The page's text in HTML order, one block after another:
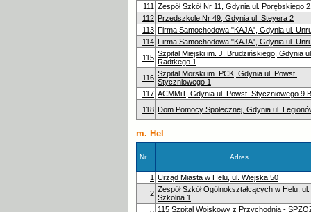
111 Zespół Szkół Nr 11, Gdynia ul. Porębskiego
112 Przedszkole Nr 49, Gdynia ul. Steyera 2
113 Firma Samochodowa "KAJA", Gdynia ul.
114 Firma Samochodowa "KAJA", Gdynia ul.
115 Szpital Miejski im. J. Brudzińskiego, Gdynia
Radtkego 1
116 Szpital Morski im. PCK, Gdynia ul. Powst.
Styczniowego 1
117 ACMMiT, Gdynia ul. Powst. Styczniowego 9 B
118 Dom Pomocy Społecznej, Gdynia ul.
m. Hel
Nr Adres
1 Urząd Miasta w Helu, ul. Wiejska 50
2 Zespół Szkół Ogólnokształcących w Helu, ul.
Szkolna 1
115 Szpital Wojskowy z Przychodnią -